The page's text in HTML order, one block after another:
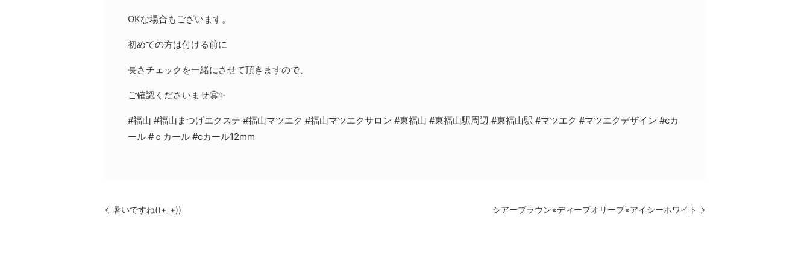
OKな場合もございます。
初めての方は付ける前に
長さチェックを一緒にさせて頂きますので、
ご確認くださいませ🤗✨
#福山 #福山まつげエクステ #福山マツエク #福山マツエクサロン #東福山 #東福山駅周辺 #東福山駅 #マツエク #マツエクデザイン #cカ
ール #ｃカール #cカール12mm
暑いですね((+_+)) シアーブラウン×ディープオリーブ×アイシーホワイト